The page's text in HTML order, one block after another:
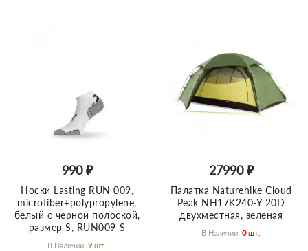
990 ₽
Носки Lasting RUN 009,
microfiber+polypropylene,
белый с черной полоской,
размер S, RUN009-S
В Наличии: 9 Шт.
27990 ₽
Палатка Naturehike Сloud
Peak NH17K240-Y 20D
двухместная, зеленая
В Наличии: 0 Шт.